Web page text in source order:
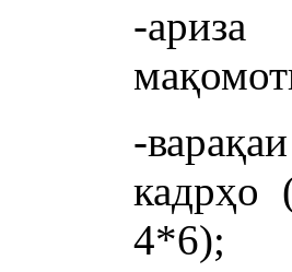
-
-
кадрҳо
4*6);